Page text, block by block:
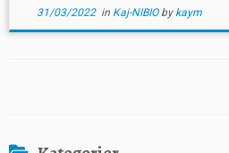
31/03/2022in Kaj-NIBIO by kaym